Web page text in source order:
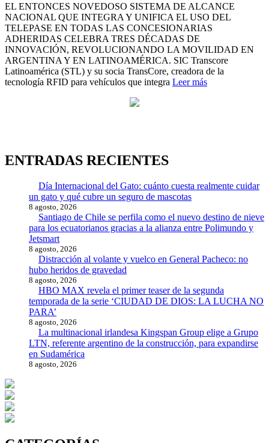
EL ENTONCES NOVEDOSO SISTEMA DE ALCANCE
NACIONAL QUE INTEGRA Y UNIFICA EL USO DEL
TELEPASE EN TODAS LAS CONCESIONARIAS
ADHERIDAS CELEBRA TRES DÉCADAS DE
INNOVACIÓN, REVOLUCIONANDO LA MOVILIDAD EN
ARGENTINA Y EN LATINOAMÉRICA. SIC Transcore
Latinoamérica (STL) y su socia TransCore, creadora de la
tecnología RFID para vehículos que integra Leer más
ENTRADAS RECIENTES
Día Internacional del Gato: cuánto cuesta realmente cuidar
un gato y qué cubre un seguro de mascotas
8 agosto, 2026
Santiago de Chile se perfila como el nuevo destino de nieve
para los ecuatorianos gracias a la alianza entre Polimundo y
Jetsmart
8 agosto, 2026
Distracción al volante y vuelco en General Pacheco: no
hubo heridos de gravedad
8 agosto, 2026
HBO MAX revela el primer teaser de la segunda
temporada de la serie ‘CIUDAD DE DIOS: LA LUCHA NO
PARA’
8 agosto, 2026
La multinacional irlandesa Kingspan Group elige a Grupo
LTN, referente argentino de la construcción, para expandirse
en Sudamérica
8 agosto, 2026